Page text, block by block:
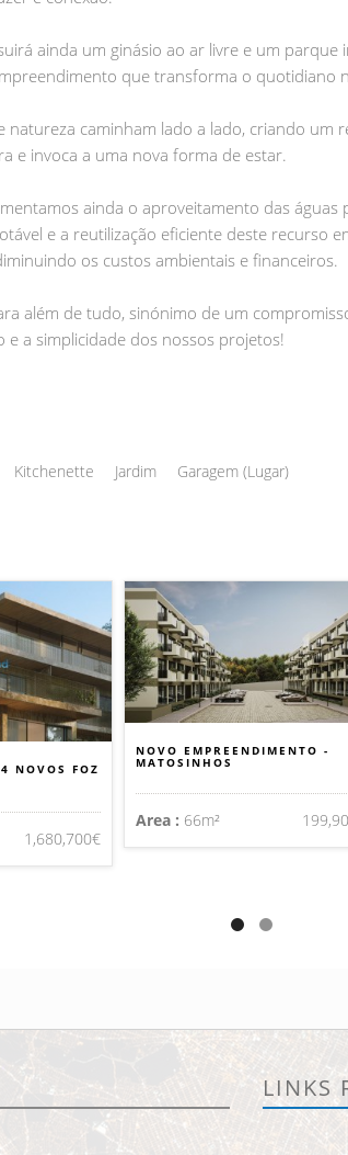
ainda um ginásio ao ar livre e um
que transforma o quotidiano
natureza caminham lado a lado, criando um
e invoca a uma nova forma de estar.
ainda o aproveitamento das águas
e a reutilização eficiente deste recurso
os custos ambientais e financeiros.
além de tudo, sinónimo de um
e a simplicidade dos nossos projetos!
Kitchenette Jardim Garagem (Lugar)
NOVOS FOZ
1,680,700€
NOVO EMPREENDIMENTO -
MATOSINHOS
Area : 66m²
LINKS